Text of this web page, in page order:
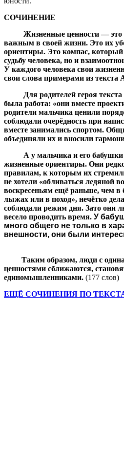
СОЧИНЕНИЕ
Жизненные ценности — это
важным в своей жизни. Это их
ориентиры. Это компас, который
судьбу человека, но и
У каждого человека свои
свои слова примерами из текста
Для родителей героя
была работа: «они вместе
родители мальчика ценили
соблюдали очерёдность при
вместе занимались спортом.
объединяли их и вносили
А у мальчика и его бабушки
жизненные ориентиры. Они
правилам, к которым их
не хотели «обливаться ледяной
воскресеньям ещё раньше, чем в
лыжах или в поход», нечётко
соблюдали режим дня. Зато они
весело проводить время. У
много общего не только в
внешности, они были
Таким образом, люди с
ценностями сближаются,
единомышленниками. (177 слов)
ЕЩЁ СОЧИНЕНИЯ ПО